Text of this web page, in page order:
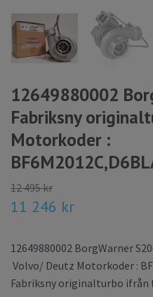
12649880002
Fabriksny
Motorkoder :
12 495 kr
11 246 kr
12649880002 BorgWarner
Volvo/ Deutz Motorkoder :
Fabriksny originalturbo